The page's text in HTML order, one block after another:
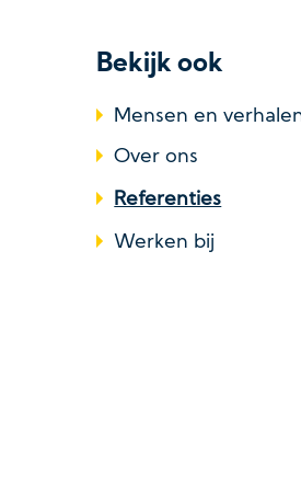
Bekijk ook
Mensen en
Over ons
Referenties
Werken bij